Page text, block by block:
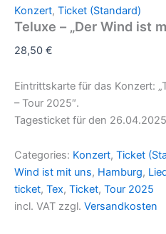
Konzert, Ticket (Standard)
Teluxe – „Der Wind ist
28,50 €
Eintrittskarte für das Konzert:
– Tour 2025″.
Tagesticket für den
Categories: Konzert, Ticket
Wind ist mit uns, Hamburg,
ticket, Tex, Ticket, Tour 2025
incl. VAT zzgl. Versandkosten